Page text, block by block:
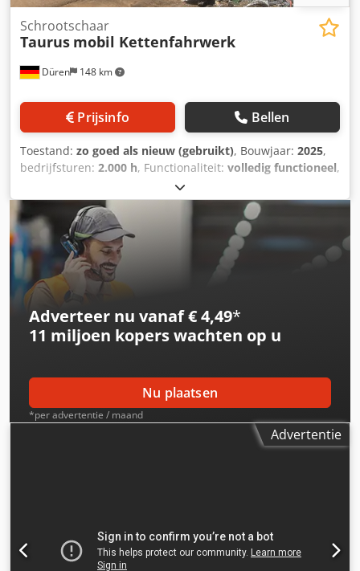
Düren 148 km
Schrootschaar
Taurus mobil Kettenfahrwerk
Prijsinfo Bellen
Toestand: zo goed als nieuw (gebruikt), Bouwjaar: 2025,
bedrijfsturen: 2.000 h, Functionaliteit: volledig functioneel,
Te koop aangeboden: een mobiele schrootknipmachine in
nieuwstaat. Cjdpfx Ahjzlqgvo Ajrf Bezichtiging is op elk
gewenst moment mogelijk.
Adverteer nu vanaf € 4,49*
11 miljoen koperswachten op u
Nu plaatsen
*per advertentie / maand
Advertentie